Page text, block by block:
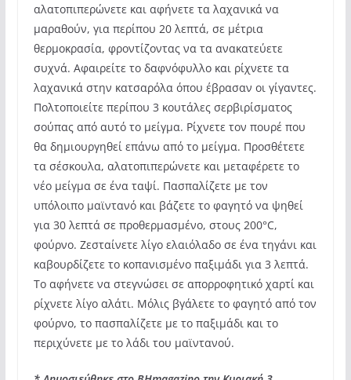
αλατοπιπερώνετε και αφήνετε τα λαχανικά να
μαραθούν, για περίπου 20 λεπτά, σε μέτρια
θερμοκρασία, φροντίζοντας να τα ανακατεύετε
συχνά. Αφαιρείτε το δαφνόφυλλο και ρίχνετε τα
λαχανικά στην κατσαρόλα όπου έβρασαν οι γίγαντες.
Πολτοποιείτε περίπου 3 κουτάλες σερβιρίσματος
σούπας από αυτό το μείγμα. Ρίχνετε τον πουρέ που
θα δημιουργηθεί επάνω από το μείγμα. Προσθέτετε
τα σέσκουλα, αλατοπιπερώνετε και μεταφέρετε το
νέο μείγμα σε ένα ταψί. Πασπαλίζετε με τον
υπόλοιπο μαϊντανό και βάζετε το φαγητό να ψηθεί
για 30 λεπτά σε προθερμασμένο, στους 200°C,
φούρνο. Ζεσταίνετε λίγο ελαιόλαδο σε ένα τηγάνι και
καβουρδίζετε το κοπανισμένο παξιμάδι για 3 λεπτά.
Το αφήνετε να στεγνώσει σε απορροφητικό χαρτί και
ρίχνετε λίγο αλάτι. Μόλις βγάλετε το φαγητό από τον
φούρνο, το πασπαλίζετε με το παξιμάδι και το
περιχύνετε με το λάδι του μαϊντανού.